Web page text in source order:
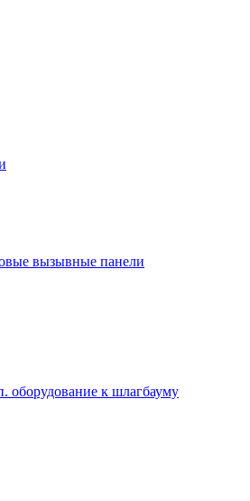
вызывные панели
оборудование к шлагбауму